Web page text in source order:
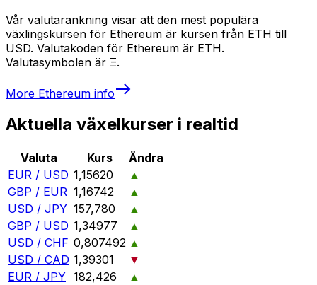
Vår valutarankning visar att den mest populära
växlingskursen för Ethereum är kursen från ETH till
USD. Valutakoden för Ethereum är ETH.
Valutasymbolen är Ξ.
More Ethereum info
Aktuella växelkurser i realtid
Valuta Kurs
Ändra
EUR / USD 1,15620
▲
GBP / EUR 1,16742
▲
USD / JPY 157,780
▲
GBP / USD 1,34977
▲
USD / CHF 0,807492 ▲
USD / CAD 1,39301
▼
EUR / JPY 182,426
▲